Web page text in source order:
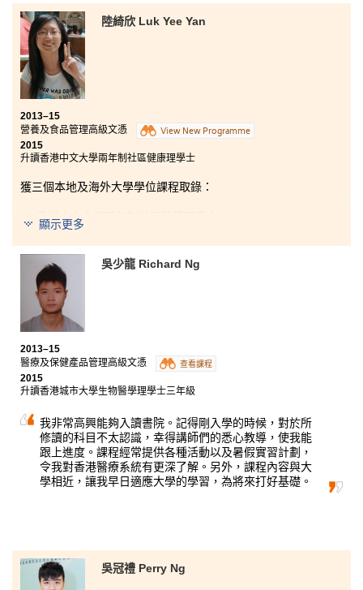
不同院校的課程資料後，我選擇了入讀醫療及保健產品
管理高級文憑課程。經過一年學習，除了讓我重拾自信
外，更給予我很大的空間，進一步展現自己的才華。課
程及師資質素具有保證，他們憑著豐富的經驗和無比的
耐性，不厭其煩地教授我們實用及專門的知識，他們悉
心的教導啟發了我的奮鬥心，讓我加倍努力，課程還安
排了多位資深的業界人士為我們講授專業科目。書院亦
舉辦不同類型的活動給我們參與，我有幸獲選為書院學
生大使，代表書院接待到訪的嘉賓，嘉賓層面極為廣
泛，包括政府官員、保良局總理、來自國內的中學生及
本港學校高中生，使我獲益良多，讓我學會了如何有效
陸綺欣 Luk Yee Yan
2013–15
營養及食品管理高級文憑
View New Programme
2015
升讀香港中文大學兩年制社區健康理學士
獲三個本地及海外大學學位課程取錄：
香港中文大學兩年制社區健康理學士
英國 The University of Ulster, BSc (Hons) Human
Nutrition 最後學年
課程涵蓋與社區健康相關的內容，為日後升學做好準
備。過去兩年，認識了很多一起學習、一起分享和一起
作戰的伙伴，校園生活十分愉快。書院講師親切而有耐
性，提供了不少寶貴意見，讓我更了解未來的發展，減
輕了心中的不安及擔心，我衷心感激。另外，我參加了
由書院舉辦的不同的領袖訓練活動，領導技巧比以前進
步了不少。最後，我要對一眾師弟、師妹說：『成功需
顯示更多
吳少龍 Richard Ng
2013–15
醫療及保健產品管理高級文憑
查看課程
2015
升讀香港城市大學生物醫學理學士三年級
我非常高興能夠入讀書院。記得剛入學的時候，對於所
修讀的科目不太認識，幸得講師們的悉心教導，使我能
跟上進度。課程經常提供各種活動以及暑假實習計劃，
令我對香港醫療系統有更深了解。另外，課程內容與大
學相近，讓我早日適應大學的學習，為將來打好基礎。
吳冠禮 Perry Ng